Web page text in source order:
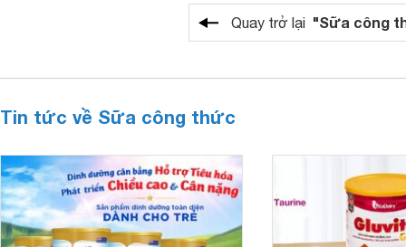
Quay trở lại "Sữa công
Tin tức về Sữa công thức